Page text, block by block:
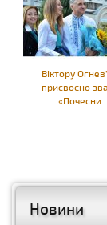
Новини
Віктору
присвоєно
«Почесни...